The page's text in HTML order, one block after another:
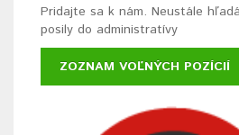
Pridajte sa k nám. Neustále
posily do administratívy
ZOZNAM VOĽNÝCH POZÍCIÍ